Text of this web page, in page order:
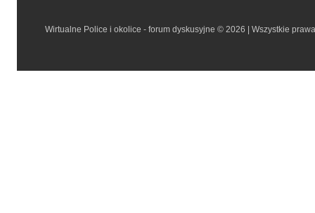
Wirtualne Police i okolice - forum dyskusyjne © 2026 | Wszystkie